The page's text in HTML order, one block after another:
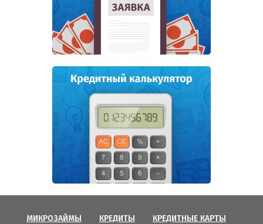
МИКРОЗАЙМЫ КРЕДИТЫ КРЕДИТНЫЕ КАРТЫ